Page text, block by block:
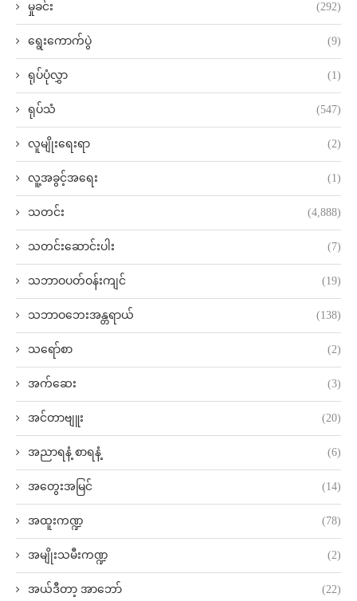
မှုခင်း (292)
ရွေးကောက်ပွဲ (9)
ရုပ်ပုံလွှာ (1)
ရုပ်သံ (547)
လူမျိုးရေးရာ (2)
လူ့အခွင့်အရေး (1)
သတင်း (4,888)
သတင်းဆောင်းပါး (7)
သဘာဝပတ်ဝန်းကျင် (19)
သဘာဝဘေးအန္တရာယ် (138)
သရော်စာ (2)
အက်ဆေး (3)
အင်တာဗျူး (20)
အညာရနံ့ စာရနံ့ (6)
အတွေးအမြင် (14)
အထူးကဏ္ဍ (78)
အမျိုးသမီးကဏ္ဍ (2)
အယ်ဒီတာ့ အာဘော် (22)